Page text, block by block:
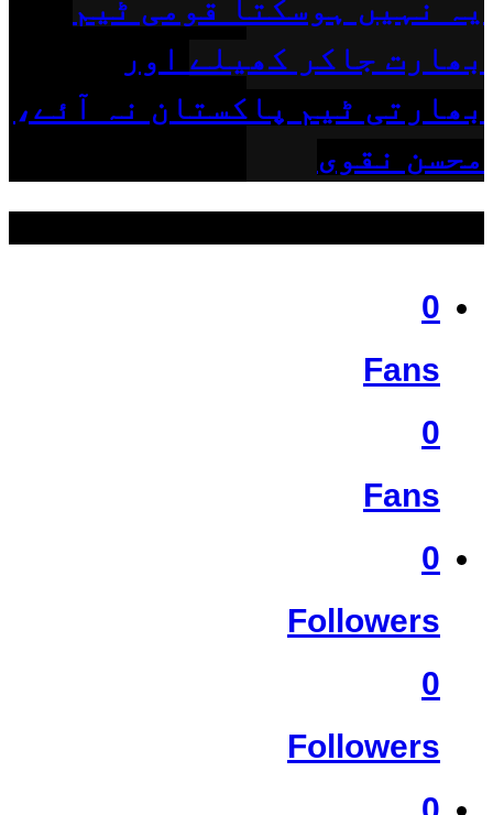
یہ نہیں ہوسکتا قومی ٹیم
بھارت جاکر کھیلے اور
بھارتی ٹیم پاکستان نہ آئے،
محسن نقوی
0
Fans
0
Fans
0
Followers
0
Followers